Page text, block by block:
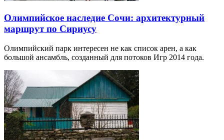
Олимпийское наследие Сочи: архитектурный
маршрут по Сириусу
Олимпийский парк интересен не как список арен, а как
большой ансамбль, созданный для потоков Игр 2014 года.